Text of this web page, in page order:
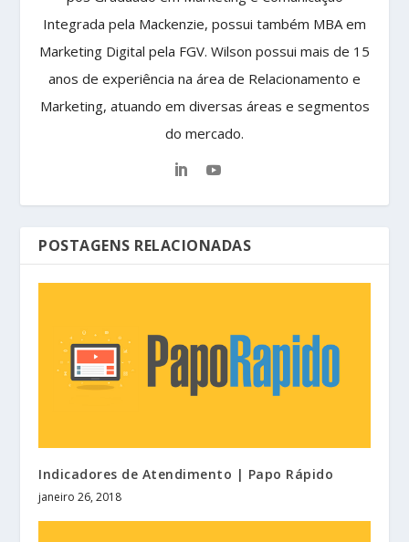
Integrada pela Mackenzie, possui também MBA em
Marketing Digital pela FGV. Wilson possui mais de 15
anos de experiência na área de Relacionamento e
Marketing, atuando em diversas áreas e segmentos
do mercado.
POSTAGENS RELACIONADAS
Indicadores de Atendimento | Papo Rápido
janeiro 26, 2018